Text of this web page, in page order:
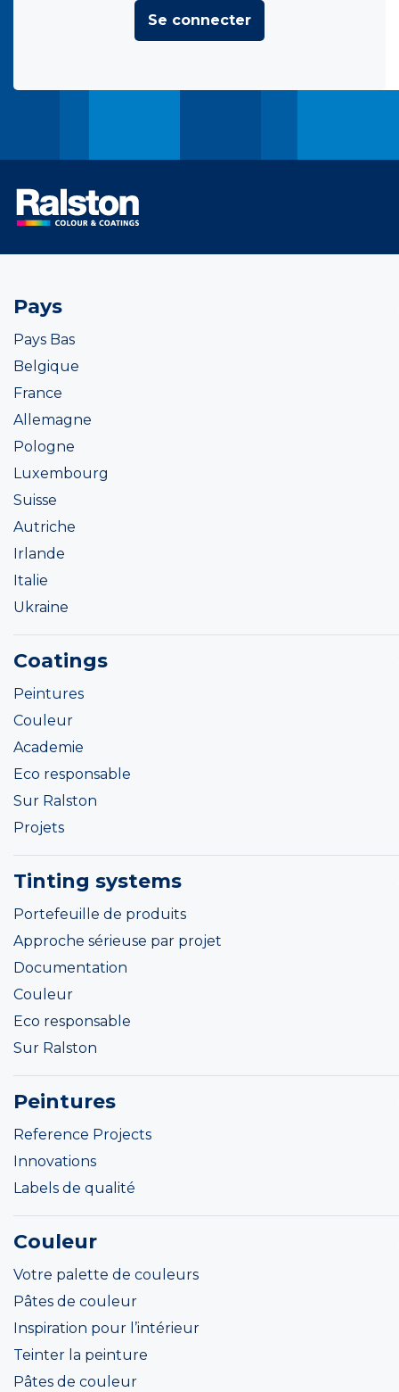
Se connecter
Pays
Pays Bas
Belgique
France
Allemagne
Pologne
Luxembourg
Suisse
Autriche
Irlande
Italie
Ukraine
Coatings
Peintures
Couleur
Academie
Eco responsable
Sur Ralston
Projets
Tinting systems
Portefeuille de produits
Approche sérieuse par projet
Documentation
Couleur
Eco responsable
Sur Ralston
Peintures
Reference Projects
Innovations
Labels de qualité
Couleur
Votre palette de couleurs
Pâtes de couleur
Inspiration pour l’intérieur
Teinter la peinture
Pâtes de couleur